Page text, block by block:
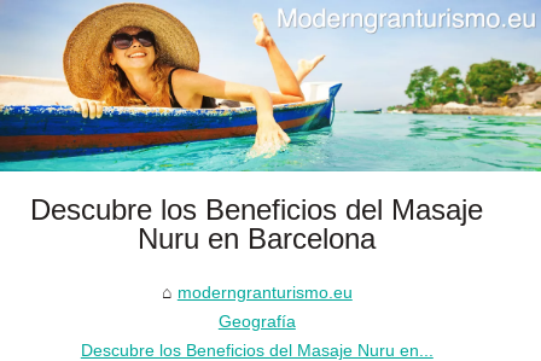
Descubre los Beneficios del Masaje
Nuru en Barcelona
moderngranturismo.eu
Geografía
Descubre los Beneficios del Masaje Nuru en...